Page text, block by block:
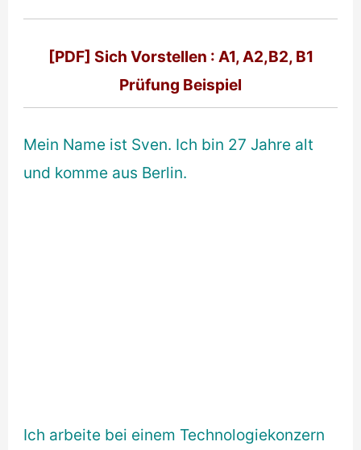
k s p m
[PDF] Sich Vorstellen : A1, A2,B2, B1
Prüfung Beispiel
Mein Name ist Sven. Ich bin 27 Jahre alt
und komme aus Berlin.
Ich arbeite bei einem Technologiekonzern